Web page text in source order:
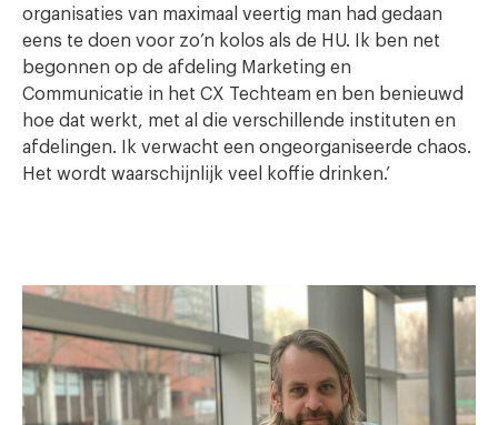
organisaties van maximaal veertig man had gedaan
eens te doen voor zo’n kolos als de HU. Ik ben net
begonnen op de afdeling Marketing en
Communicatie in het CX Techteam en ben benieuwd
hoe dat werkt, met al die verschillende instituten en
afdelingen. Ik verwacht een ongeorganiseerde chaos.
Het wordt waarschijnlijk veel koffie drinken.’